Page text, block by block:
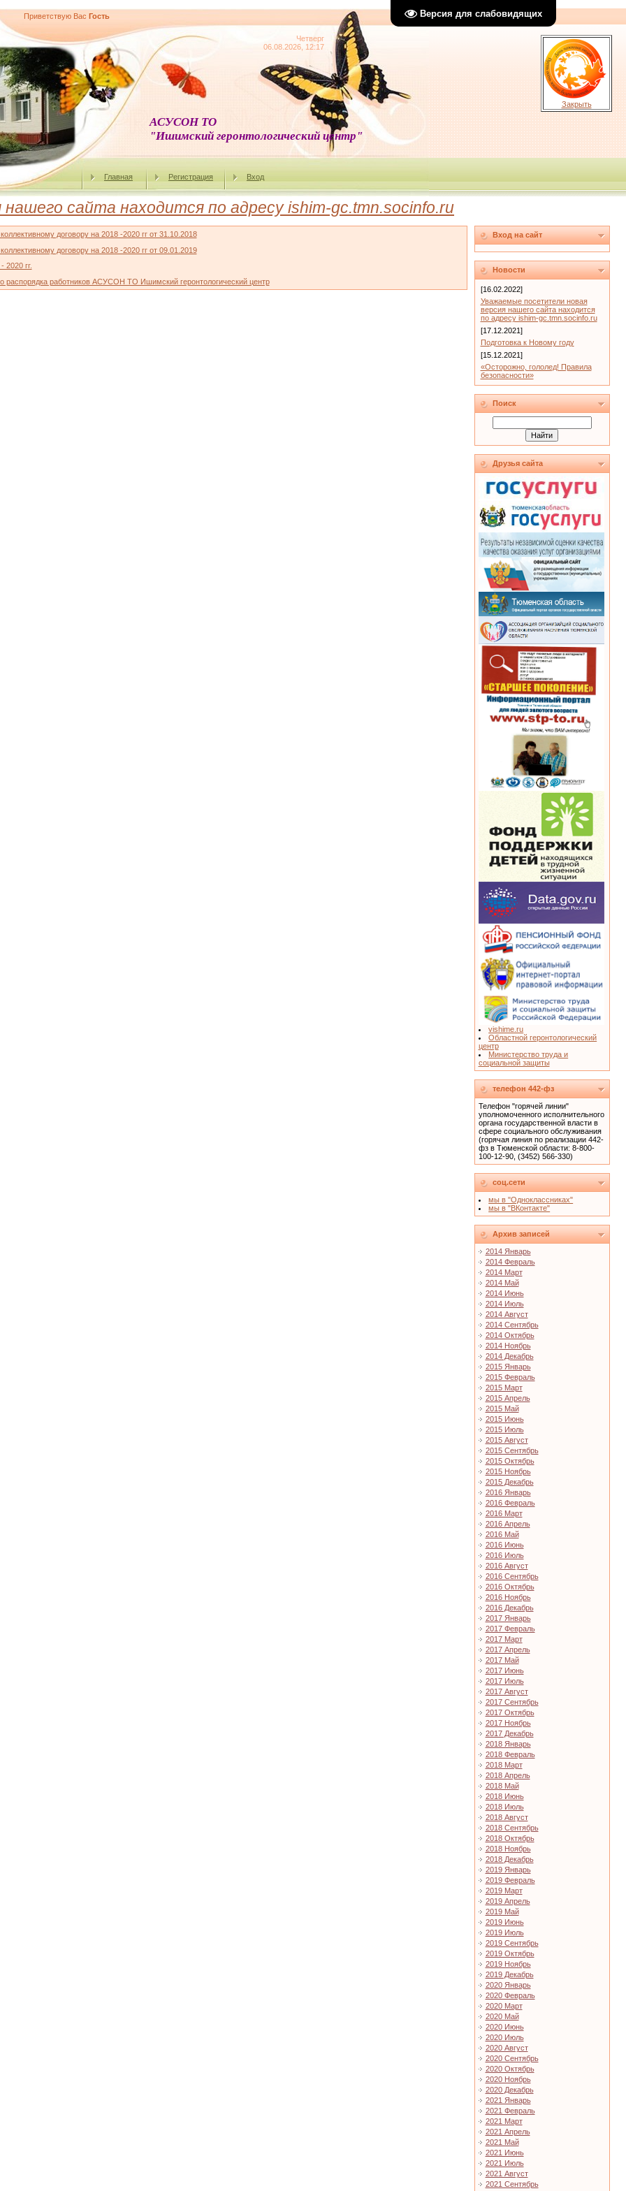
Версия для слабовидящих
Приветствую Вас Гость
Четверг
06.08.2026, 12:17
АСУСОН ТО
"Ишимский геронтологический центр"
Главная Регистрация Вход
Закрыть
сайта находится по адресу ishim-gc.tmn.socinfo.ru
договору на 2018 -2020 гг от 31.10.2018
договору на 2018 -2020 гг от 09.01.2019
2020 гг.
распорядка работников АСУСОН ТО Ишимский геронтологический центр
Вход на сайт
Новости
[16.02.2022]
Уважаемые посетители новая
версия нашего сайта находится
по адресу ishim-gc.tmn.socinfo.ru
[17.12.2021]
Подготовка к Новому году
[15.12.2021]
«Осторожно, гололед! Правила
безопасности»
Поиск
Друзья сайта
vishime.ru
Областной геронтологический
центр
Министерство труда и
социальной защиты
телефон 442-фз
Телефон "горячей линии"
уполномоченного исполнительного
органа государственной власти в
сфере социального обслуживания
(горячая линия по реализации 442-
фз в Тюменской области: 8-800-
100-12-90, (3452) 566-330)
соц.сети
мы в "Одноклассниках"
мы в "ВКонтакте"
Архив записей
2014 Январь
2014 Февраль
2014 Март
2014 Май
2014 Июнь
2014 Июль
2014 Август
2014 Сентябрь
2014 Октябрь
2014 Ноябрь
2014 Декабрь
2015 Январь
2015 Февраль
2015 Март
2015 Апрель
2015 Май
2015 Июнь
2015 Июль
2015 Август
2015 Сентябрь
2015 Октябрь
2015 Ноябрь
2015 Декабрь
2016 Январь
2016 Февраль
2016 Март
2016 Апрель
2016 Май
2016 Июнь
2016 Июль
2016 Август
2016 Сентябрь
2016 Октябрь
2016 Ноябрь
2016 Декабрь
2017 Январь
2017 Февраль
2017 Март
2017 Апрель
2017 Май
2017 Июнь
2017 Июль
2017 Август
2017 Сентябрь
2017 Октябрь
2017 Ноябрь
2017 Декабрь
2018 Январь
2018 Февраль
2018 Март
2018 Апрель
2018 Май
2018 Июнь
2018 Июль
2018 Август
2018 Сентябрь
2018 Октябрь
2018 Ноябрь
2018 Декабрь
2019 Январь
2019 Февраль
2019 Март
2019 Апрель
2019 Май
2019 Июнь
2019 Июль
2019 Сентябрь
2019 Октябрь
2019 Ноябрь
2019 Декабрь
2020 Январь
2020 Февраль
2020 Март
2020 Май
2020 Июнь
2020 Июль
2020 Август
2020 Сентябрь
2020 Октябрь
2020 Ноябрь
2020 Декабрь
2021 Январь
2021 Февраль
2021 Март
2021 Апрель
2021 Май
2021 Июнь
2021 Июль
2021 Август
2021 Сентябрь